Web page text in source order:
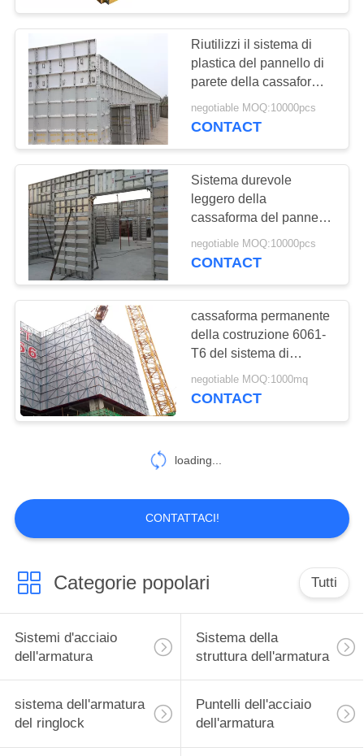
Riutilizzi il sistema di
plastica del pannello di
parete della cassaforma
della costruzione
80times e dell'edificio
negotiable MOQ:10000pcs
CONTACT
Sistema durevole
leggero della
cassaforma del pannello
di parete del metallo del
sistema della
negotiable MOQ:10000pcs
CONTACT
cassaforma permanente
della costruzione 6061-
T6 del sistema di
alluminio della
cassaforma per i mura di
negotiable MOQ:1000mq
CONTACT
loading...
CONTATTACI!
Categorie popolari Tutti
Sistemi d'acciaio
dell'armatura
Sistema della
struttura dell'armatura
sistema dell'armatura
del ringlock
Puntelli dell'acciaio
dell'armatura